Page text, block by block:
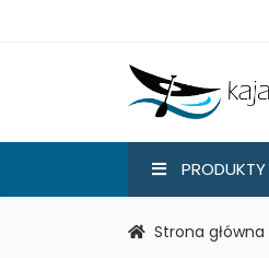
PRODUKTY
Strona główna